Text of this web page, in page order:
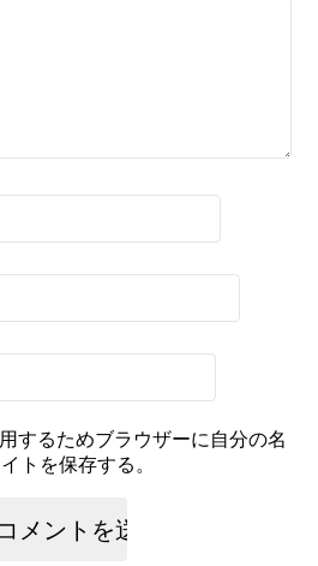
するためブラウザーに自分の名
トを保存する。